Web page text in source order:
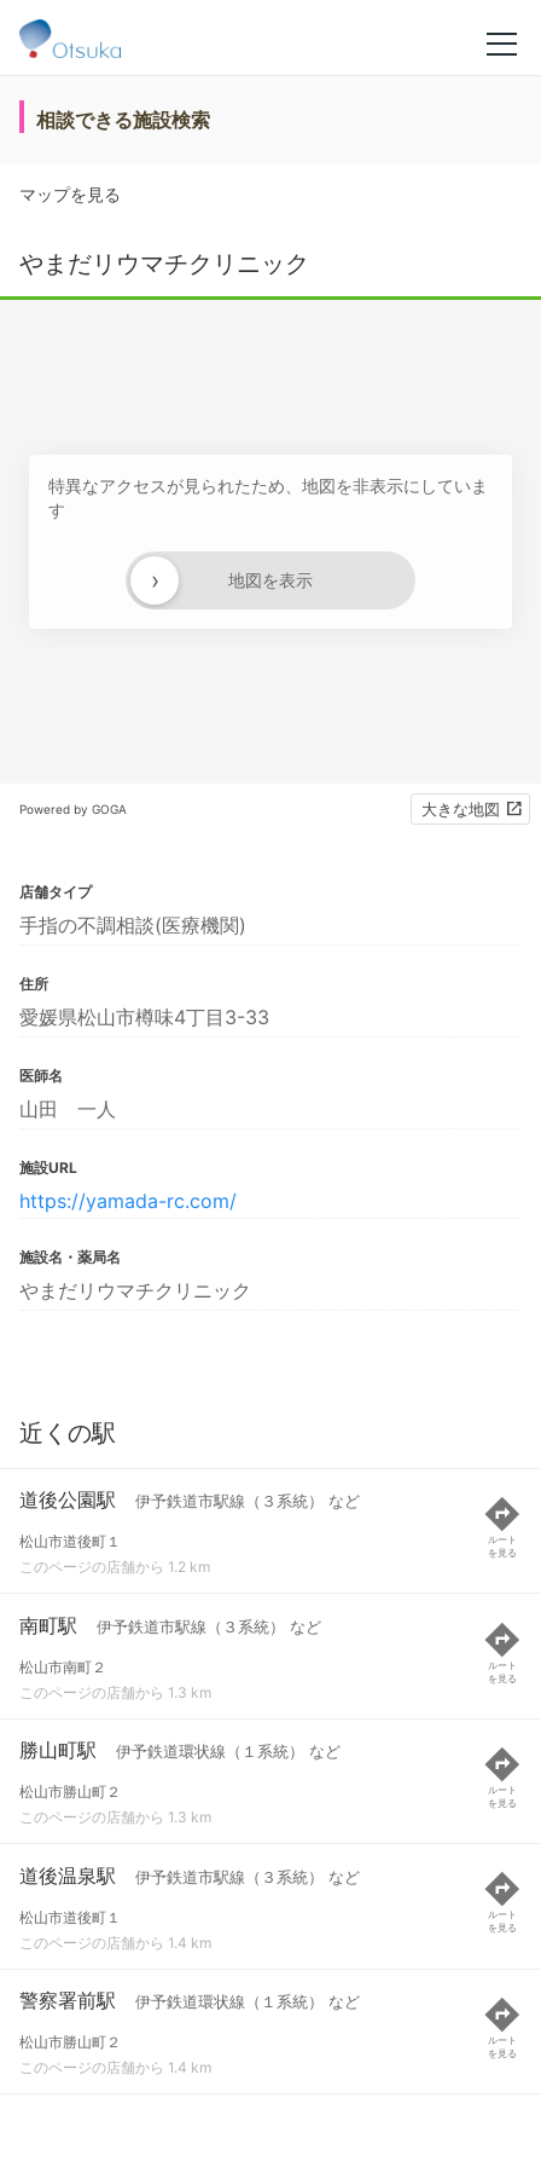
相談できる施設検索
マップを見る
やまだリウマチクリニック
特異なアクセスが見られたため、地図を非表示にしていま
す
地図を表示
›
Powered by GOGA 大きな地図
店舗タイプ
手指の不調相談(医療機関)
住所
愛媛県松山市樽味4丁目3-33
医師名
山田 一人
施設URL
https://yamada-rc.com/
施設名・薬局名
やまだリウマチクリニック
近くの駅
道後公園駅 伊予鉄道市駅線（３系統） など
松山市道後町１
このページの店舗から 1.2 km
ルート
を見る
南町駅 伊予鉄道市駅線（３系統） など
松山市南町２
このページの店舗から 1.3 km
ルート
を見る
勝山町駅 伊予鉄道環状線（１系統） など
松山市勝山町２
このページの店舗から 1.3 km
ルート
を見る
道後温泉駅 伊予鉄道市駅線（３系統） など
松山市道後町１
このページの店舗から 1.4 km
ルート
を見る
警察署前駅 伊予鉄道環状線（１系統） など
松山市勝山町２
このページの店舗から 1.4 km
ルート
を見る